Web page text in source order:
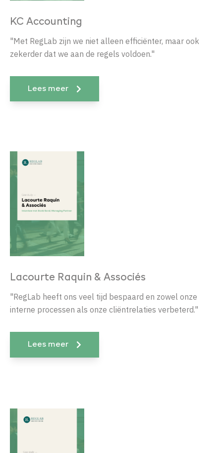
KC Accounting
"Met RegLab zijn we niet alleen efficiënter, maar ook
zekerder dat we aan de regels voldoen."
Lees meer
Lacourte Raquin & Associés
"RegLab heeft ons veel tijd bespaard en zowel onze
interne processen als onze cliëntrelaties verbeterd."
Lees meer